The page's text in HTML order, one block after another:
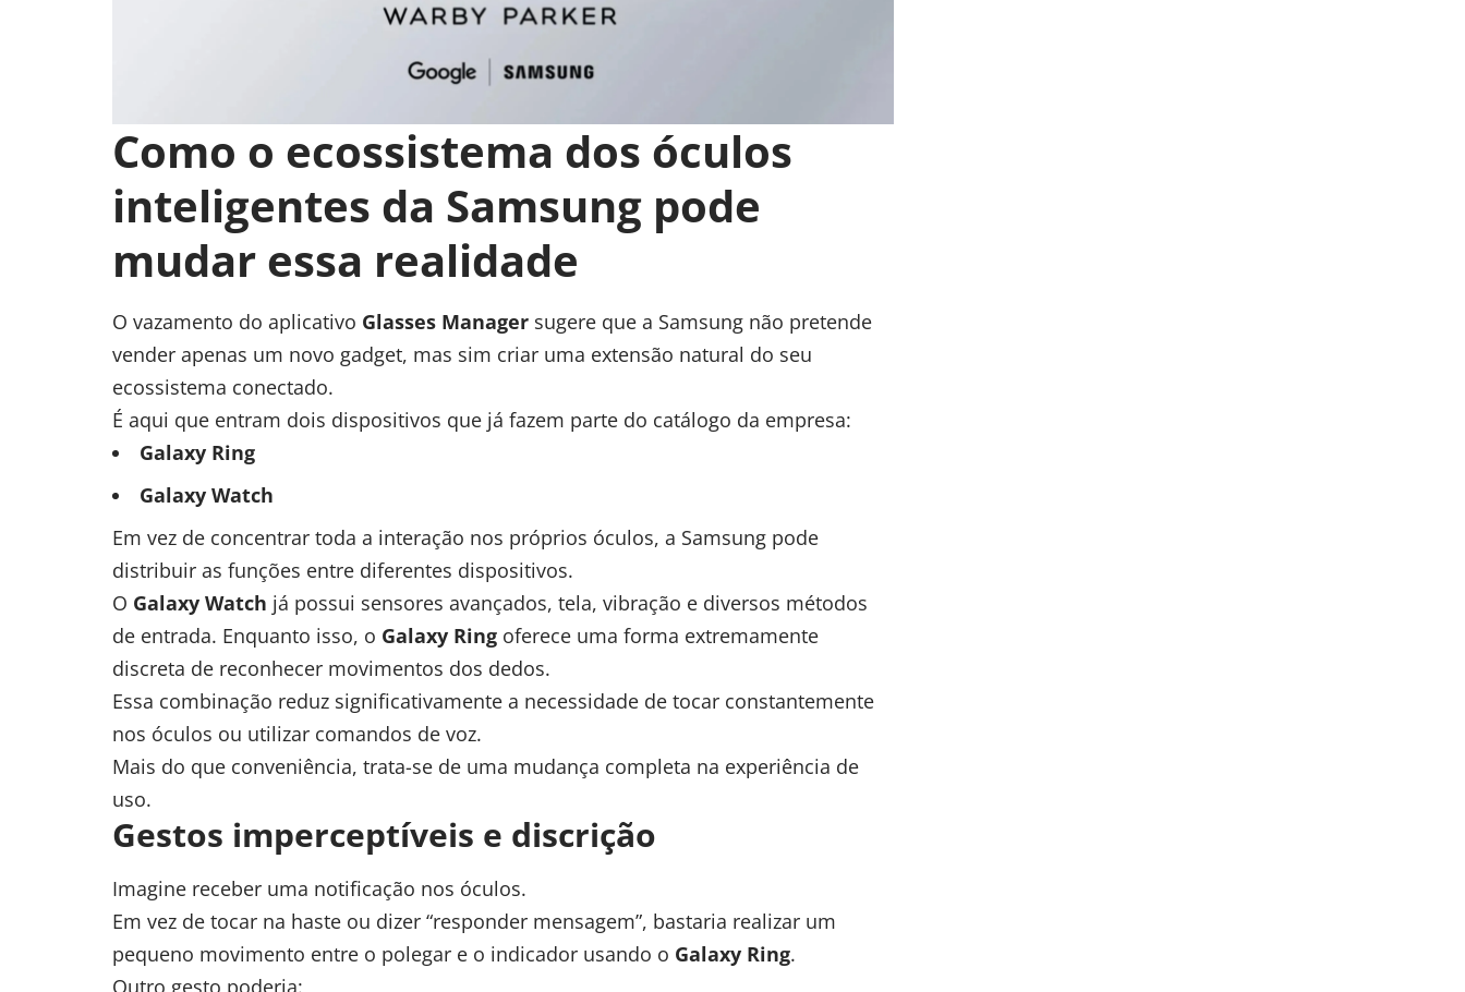
Como o ecossistema dos óculos
inteligentes da Samsung pode
mudar essa realidade
O vazamento do aplicativo Glasses Manager sugere que a Samsung não pretende
vender apenas um novo gadget, mas sim criar uma extensão natural do seu
ecossistema conectado.
É aqui que entram dois dispositivos que já fazem parte do catálogo da empresa:
Galaxy Ring
Galaxy Watch
Em vez de concentrar toda a interação nos próprios óculos, a Samsung pode
distribuir as funções entre diferentes dispositivos.
O Galaxy Watch já possui sensores avançados, tela, vibração e diversos métodos
de entrada. Enquanto isso, o Galaxy Ring oferece uma forma extremamente
discreta de reconhecer movimentos dos dedos.
Essa combinação reduz significativamente a necessidade de tocar constantemente
nos óculos ou utilizar comandos de voz.
Mais do que conveniência, trata-se de uma mudança completa na experiência de
uso.
Gestos imperceptíveis e discrição
Imagine receber uma notificação nos óculos.
Em vez de tocar na haste ou dizer “responder mensagem”, bastaria realizar um
pequeno movimento entre o polegar e o indicador usando o Galaxy Ring.
Outro gesto poderia: